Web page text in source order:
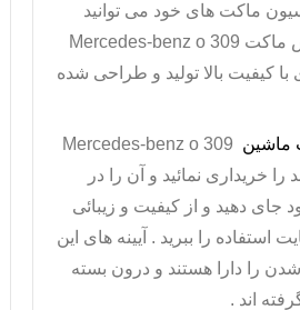
ماکت های خود می توانید
ماکت Mercedes-benz o 309
با کیفیت بالا تولید و طراحی شده
ماشین Mercedes-benz o 309
خریداری نمائید و آن را در
جای دهید و از کیفیت و زیبائی
استفاده را ببرید . آیینه های این
را دارا هستند و درون بسته
اند .